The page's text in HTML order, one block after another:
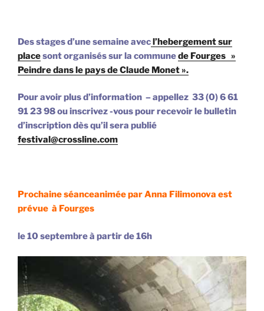
Des stages d’une semaine avecl’hebergement sur
placesont organiséssur la communede Fourges »
Peindre dans le pays de Claude Monet ».
Pour avoir plus d’information – appellez 33 (0) 6 61
91 23 98 ou inscrivez -vous pour recevoir le bulletin
d’inscription dès qu’il sera publié
festival@crossline.com
Prochaine séanceanimée par Anna Filimonova est
prévue à Fourges
le 10 septembre à partir de 16h